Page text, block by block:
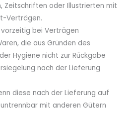
Zeitschriften oder Illustrierten mit
Verträgen.
bei Verträgen
die aus Gründen des
Hygiene nicht zur Rückgabe
nach der Lieferung
diese nach der Lieferung auf
mit anderen Gütern